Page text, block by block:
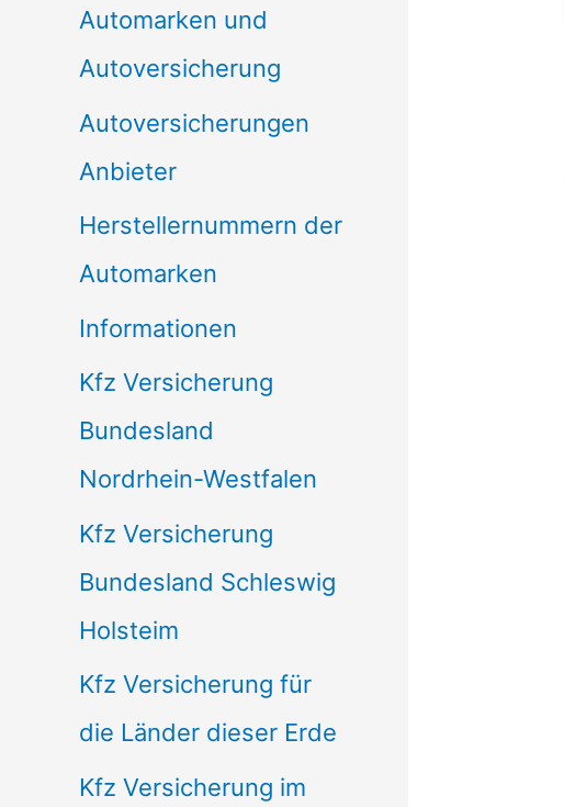
Automarken und
Autoversicherung
Autoversicherungen
Anbieter
Herstellernummern der
Automarken
Informationen
Kfz Versicherung
Bundesland
Nordrhein-Westfalen
Kfz Versicherung
Bundesland Schleswig
Holsteim
Kfz Versicherung für
die Länder dieser Erde
Kfz Versicherung im